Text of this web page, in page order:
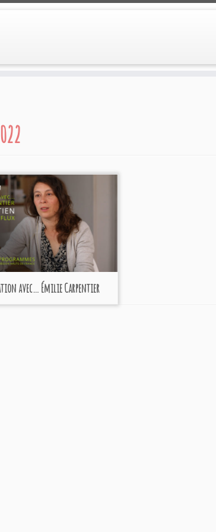
avec… Émilie Carpentier